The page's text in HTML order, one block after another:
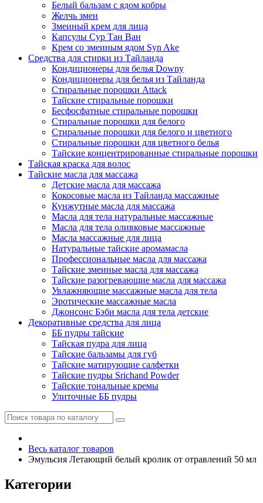
Белый бальзам с ядом кобры
Желчь змеи
Змеиный крем для лица
Капсулы Сур Тан Ван
Крем со змеиным ядом Syn Ake
Средства для стирки из Тайланда
Кондиционеры для белья Downy
Кондиционеры для белья из Тайланда
Стиральные порошки Attack
Тайские стиральные порошки
Бесфосфатные стиральные порошки
Стиральные порошки для белого
Стиральные порошки для белого и цветного
Стиральные порошки для цветного белья
Тайские концентрированные стиральные порошки
Тайская краска для волос
Тайские масла для массажа
Детские масла для массажа
Кокосовые масла из Тайланда массажные
Кунжутные масла для массажа
Масла для тела натуральные массажные
Масла для тела оливковые массажные
Масла массажные для лица
Натуральные тайские аромамасла
Профессиональные масла для массажа
Тайские змеиные масла для массажа
Тайские разогревающие масла для массажа
Увлажняющие массажные масла для тела
Эротические массажные масла
Джонсонс Бэби масла для тела детские
Декоративные средства для лица
ББ пудры тайские
Тайская пудра для лица
Тайские бальзамы для губ
Тайские матирующие салфетки
Тайские пудры Srichand Powder
Тайские тональные кремы
Улиточные ББ пудры
Весь каталог товаров
Эмульсия Летающий белый кролик от отравлений 50 мл
Категории